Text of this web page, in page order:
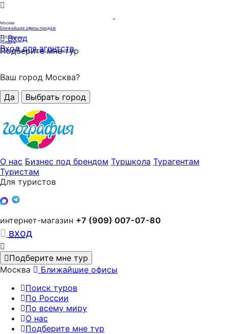
Москва
Ближайшие офисы продаж
320офисов
продаж
Вход
Вход для агентств
Подберите мне тур
Ваш город Москва?
Да
Выбрать город
О нас Бизнес под брендом Туршкола Турагентам
Туристам
Для туристов
интернет-магазин +7 (909) 007-07-80
вход
Подберите мне тур
Москва
Ближайшие офисы
Поиск туров
По России
По всему миру
О нас
Подберите мне тур